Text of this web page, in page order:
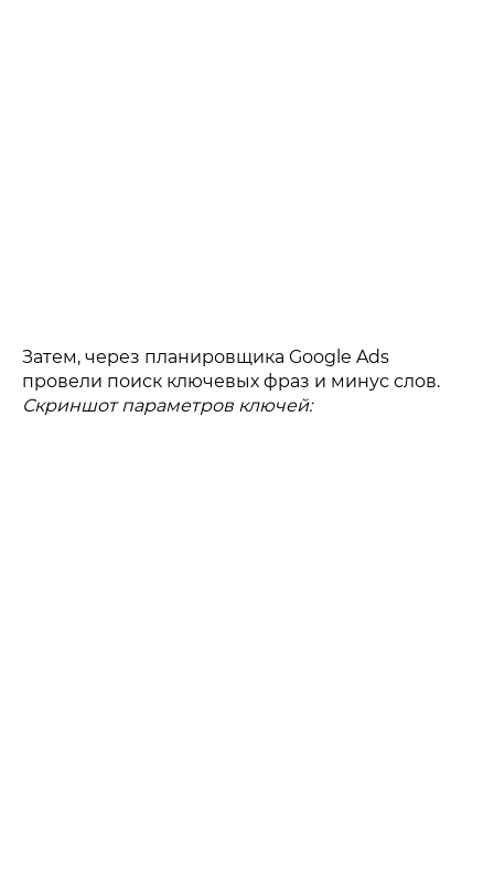
Затем, через планировщика Google Ads
провели поиск ключевых фраз и минус слов.
Скриншот параметров ключей: